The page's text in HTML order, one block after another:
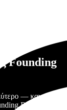
Founding
— και
Rider.